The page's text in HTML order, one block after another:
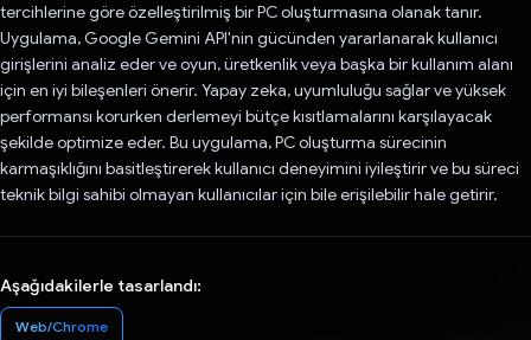
tercihlerine göre özelleştirilmiş bir PC oluşturmasına olanak tanır.
Uygulama, Google Gemini API'nin gücünden yararlanarak kullanıcı
girişlerini analiz eder ve oyun, üretkenlik veya başka bir kullanım alanı
için en iyi bileşenleri önerir. Yapay zeka, uyumluluğu sağlar ve yüksek
performansı korurken derlemeyi bütçe kısıtlamalarını karşılayacak
şekilde optimize eder. Bu uygulama, PC oluşturma sürecinin
karmaşıklığını basitleştirerek kullanıcı deneyimini iyileştirir ve bu süreci
teknik bilgi sahibi olmayan kullanıcılar için bile erişilebilir hale getirir.
Aşağıdakilerle tasarlandı:
Web/Chrome